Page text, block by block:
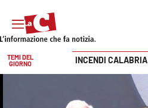
Vai
TEMI DEL
GIORNO
INCENDI CALABRIA